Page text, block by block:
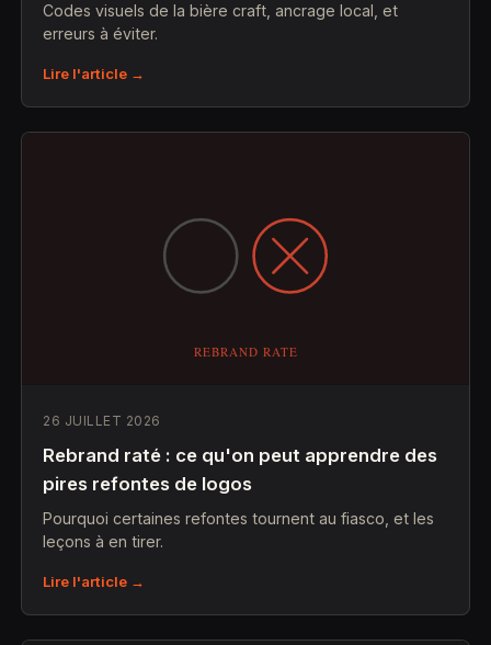
Codes visuels de la bière craft, ancrage local, et
erreurs à éviter.
Lire l'article →
26 JUILLET 2026
Rebrand raté : ce qu'on peut apprendre des
pires refontes de logos
Pourquoi certaines refontes tournent au fiasco, et les
leçons à en tirer.
Lire l'article →